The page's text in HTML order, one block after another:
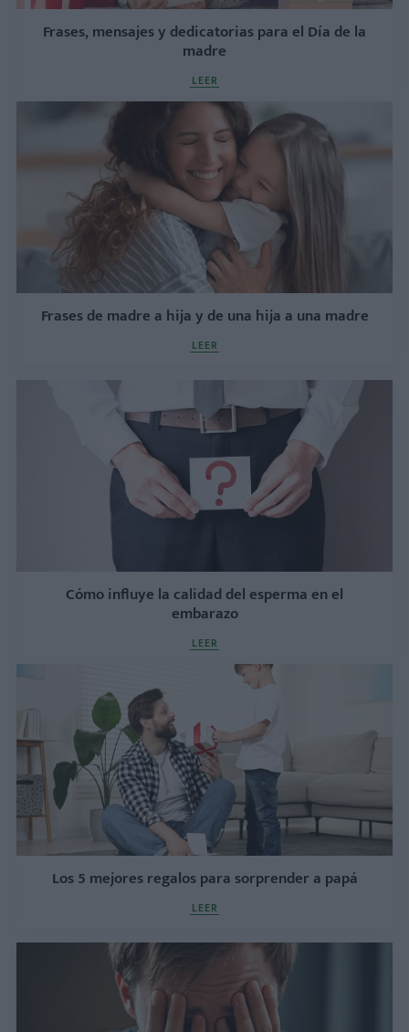
Frases, mensajes y dedicatorias para el Día de la
madre
LEER
Frases de madre a hija y de una hija a una madre
LEER
Cómo influye la calidad del esperma en el
embarazo
LEER
Los 5 mejores regalos para sorprender a papá
LEER